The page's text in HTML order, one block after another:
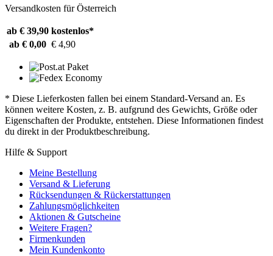
Versandkosten für Österreich
ab € 39,90 kostenlos*
ab € 0,00 € 4,90
* Diese Lieferkosten fallen bei einem Standard-Versand an. Es
können weitere Kosten, z. B. aufgrund des Gewichts, Größe oder
Eigenschaften der Produkte, entstehen. Diese Informationen findest
du direkt in der Produktbeschreibung.
Hilfe & Support
Meine Bestellung
Versand & Lieferung
Rücksendungen & Rückerstattungen
Zahlungsmöglichkeiten
Aktionen & Gutscheine
Weitere Fragen?
Firmenkunden
Mein Kundenkonto